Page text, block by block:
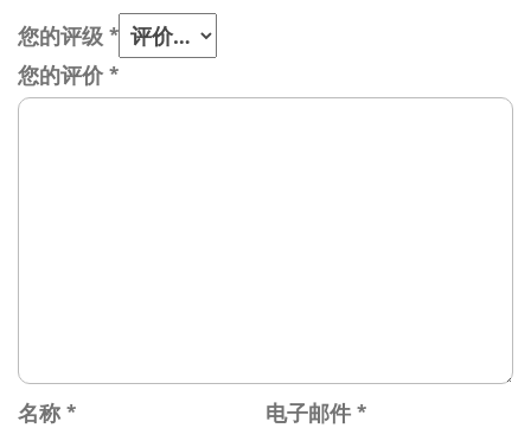
您的评级 *
您的评价*
名称 * 电子邮件 *